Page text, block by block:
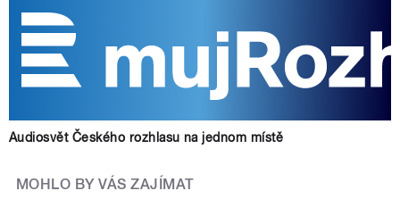
Audiosvět Českého rozhlasu na jednom místě
MOHLO BY VÁS ZAJÍMAT